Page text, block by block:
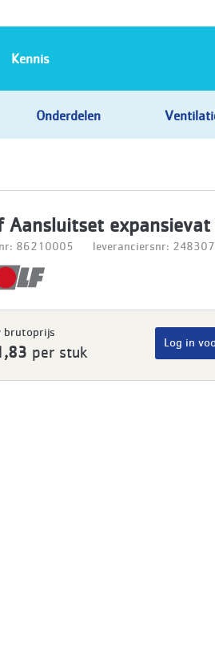
Onderdelen
Kennis
Aansluitset
86210005 leveranciersnr:
brutoprijs
per stuk
Log in